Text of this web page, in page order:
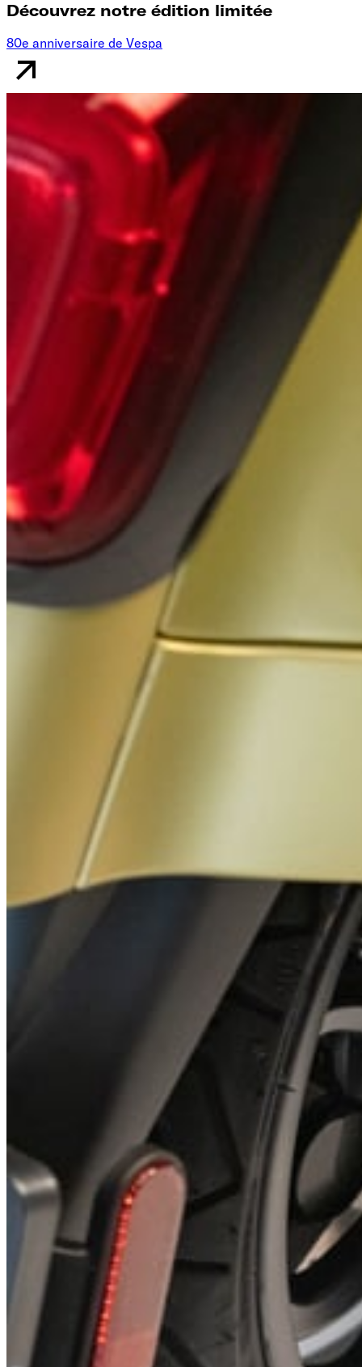
Découvrez notre édition limitée
80e anniversaire de Vespa